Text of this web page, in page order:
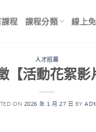
程 課程分類 線上
人才招募
【活動花絮影
ON 2026 年 1 月 27 日 BY